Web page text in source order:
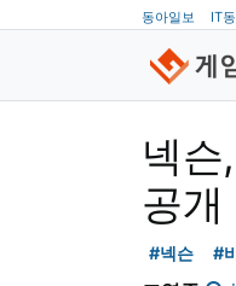
동아일보 IT
넥슨
공개
#넥슨 #